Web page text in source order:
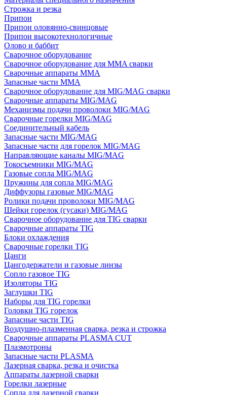
Строжка и резка
Припои
Припои оловянно-свинцовые
Припои высокотехнологичные
Олово и баббит
Сварочное оборудование
Сварочное оборудование для MMA сварки
Сварочные аппараты MMA
Запасные части MMA
Сварочное оборудование для MIG/MAG сварки
Сварочные аппараты MIG/MAG
Механизмы подачи проволоки MIG/MAG
Сварочные горелки MIG/MAG
Соединительный кабель
Запасные части MIG/MAG
Запасные части для горелок MIG/MAG
Направляющие каналы MIG/MAG
Токосъемники MIG/MAG
Газовые сопла MIG/MAG
Пружины для сопла MIG/MAG
Диффузоры газовые MIG/MAG
Ролики подачи проволоки MIG/MAG
Шейки горелок (гусаки) MIG/MAG
Сварочное оборудование для TIG сварки
Сварочные аппараты TIG
Блоки охлаждения
Сварочные горелки TIG
Цанги
Цангодержатели и газовые линзы
Сопло газовое TIG
Изоляторы TIG
Заглушки TIG
Наборы для TIG горелки
Головки TIG горелок
Запасные части TIG
Воздушно-плазменная сварка, резка и строжка
Сварочные аппараты PLASMA CUT
Плазмотроны
Запасные части PLASMA
Лазерная сварка, резка и очистка
Аппараты лазерной сварки
Горелки лазерные
Сопла для лазерной сварки